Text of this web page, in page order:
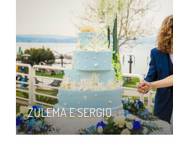
ZULEMA E SERGIO